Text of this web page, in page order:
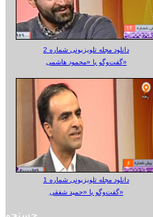
دانلود مجله تلویزیونی شماره 2
گفت‌وگو با «محمود هاشمی»
دانلود مجله تلویزیونی شماره 1
گفت‌وگو با «حمید شفقی»
جستجو